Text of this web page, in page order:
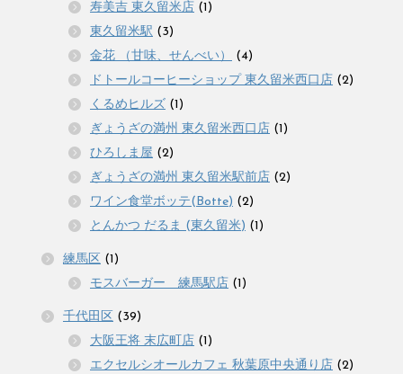
寿美吉 東久留米店 (1)
東久留米駅 (3)
金花 （甘味、せんべい）
(4)
ドトールコーヒーショップ 東久留米西口店 (2)
くるめヒルズ (1)
ぎょうざの満州 東久留米西口店 (1)
ひろしま屋 (2)
ぎょうざの満州 東久留米駅前店 (2)
ワイン食堂ボッテ(Botte) (2)
とんかつ だるま (東久留米) (1)
練馬区 (1)
モスバーガー 練馬駅店 (1)
千代田区 (39)
大阪王将 末広町店 (1)
エクセルシオールカフェ 秋葉原中央通り店 (2)